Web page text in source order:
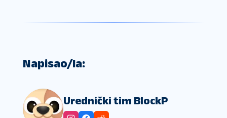
Napisao/la:
Urednički tim BlockP